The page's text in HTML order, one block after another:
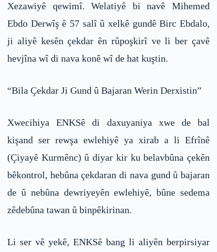
Xezawiyê qewimî. Welatiyê bi navê Mihemed
Ebdo Derwîş ê 57 salî û xelkê gundê Birc Ebdalo,
ji aliyê kesên çekdar ên rûpoşkirî ve li ber çavê
hevjîna wî di nava konê wî de hat kuştin.
“Bila Çekdar Ji Gund û Bajaran Werin Derxistin”
Xwecihiya ENKSê di daxuyaniya xwe de bal
kişand ser rewşa ewlehiyê ya xirab a li Efrînê
(Çiyayê Kurmênc) û diyar kir ku belavbûna çekên
bêkontrol, hebûna çekdaran di nava gund û bajaran
de û nebûna dewriyeyên ewlehiyê, bûne sedema
zêdebûna tawan û binpêkirinan.
Li ser vê yekê, ENKSê bang li aliyên berpirsiyar